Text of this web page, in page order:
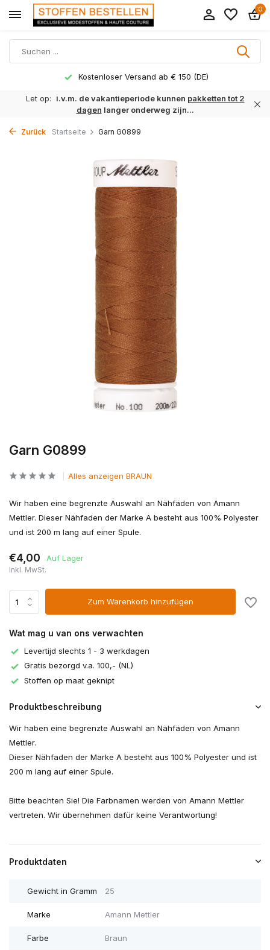
0
Kostenloser Versand ab € 150 (DE)
Let op: i.v.m. de vakantieperiode kunnen pakketten tot 2
dagen langer onderweg zijn...
Zurück Startseite Garn G0899
Garn G0899
Alles anzeigen BRAUN
Wir haben eine begrenzte Auswahl an Nähfäden von Amann
Mettler. Dieser Nähfaden der Marke A besteht aus 100% Polyester
und ist 200 m lang auf einer Spule.
€4,00 Auf Lager
Inkl. MwSt.
Zum Warenkorb hinzufügen
Wat mag u van ons verwachten
Levertijd slechts 1 - 3 werkdagen
Gratis bezorgd v.a. 100,- (NL)
Stoffen op maat geknipt
Produktbeschreibung
Wir haben eine begrenzte Auswahl an Nähfäden von Amann
Mettler.
Dieser Nähfaden der Marke A besteht aus 100% Polyester und ist
200 m lang auf einer Spule.
Bitte beachten Sie! Die Farbnamen werden von Amann Mettler
vertreten. Wir übernehmen dafür keine Verantwortung!
Produktdaten
Gewicht in Gramm 25
Marke Amann Mettler
Farbe Braun